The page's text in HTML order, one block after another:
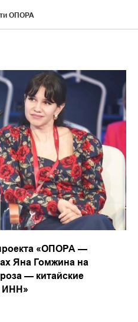
ОПОРА
«ОПОРА —
Яна Гомжина на
— китайские
ИНН»